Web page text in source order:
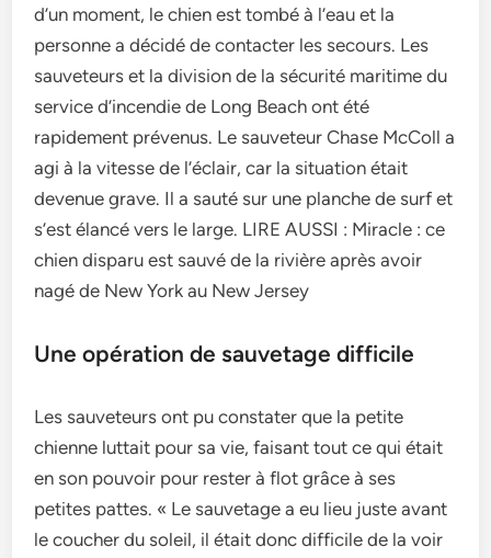
d’un moment, le chien est tombé à l’eau et la
personne a décidé de contacter les secours. Les
sauveteurs et la division de la sécurité maritime du
service d’incendie de Long Beach ont été
rapidement prévenus. Le sauveteur Chase McColl a
agi à la vitesse de l’éclair, car la situation était
devenue grave. Il a sauté sur une planche de surf et
s’est élancé vers le large. LIRE AUSSI : Miracle : ce
chien disparu est sauvé de la rivière après avoir
nagé de New York au New Jersey
Une opération de sauvetage difficile
Les sauveteurs ont pu constater que la petite
chienne luttait pour sa vie, faisant tout ce qui était
en son pouvoir pour rester à flot grâce à ses
petites pattes. « Le sauvetage a eu lieu juste avant
le coucher du soleil, il était donc difficile de la voir